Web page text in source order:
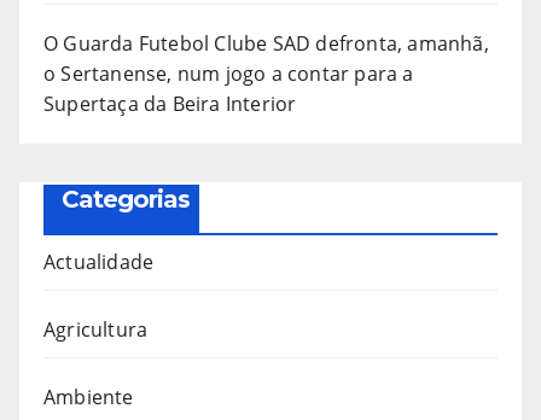
O Guarda Futebol Clube SAD defronta, amanhã,
o Sertanense, num jogo a contar para a
Supertaça da Beira Interior
Categorias
Actualidade
Agricultura
Ambiente